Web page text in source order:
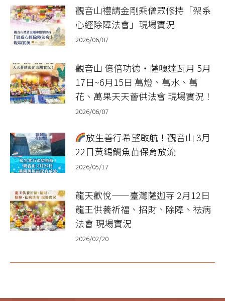
觀音山禮請金剛乘僧眾修持「架系
心經除障法會」現場實況
2026/06/07
觀音山 億倍功德‧薩嘎達瓦月 5月
17日~6月15日 萬燈、萬水、萬
花、萬果天天薈供法會 現場實況！
2026/06/07
放生善行希望啟航！觀音山 3月
22日黃錫鯛魚苗保育放流
2026/05/17
龍天歡悅——臺灣薩迦寺 2月12日
龍王供養祈福、招財、除障、祛病
法會 現場實況
2026/02/20